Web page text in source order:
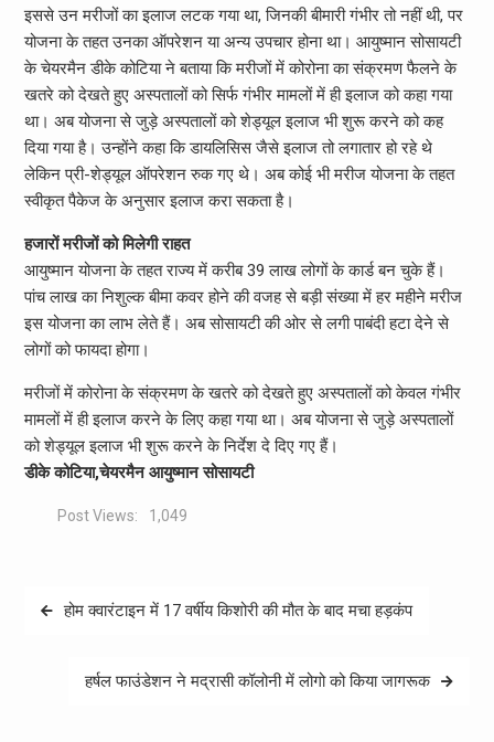
इससे उन मरीजों का इलाज लटक गया था, जिनकी बीमारी गंभीर तो नहीं थी, पर
योजना के तहत उनका ऑपरेशन या अन्य उपचार होना था। आयुष्मान सोसायटी
के चेयरमैन डीके कोटिया ने बताया कि मरीजों में कोरोना का संक्रमण फैलने के
खतरे को देखते हुए अस्पतालों को सिर्फ गंभीर मामलों में ही इलाज को कहा गया
था। अब योजना से जुड़े अस्पतालों को शेड्यूल इलाज भी शुरू करने को कह
दिया गया है। उन्होंने कहा कि डायलिसिस जैसे इलाज तो लगातार हो रहे थे
लेकिन प्री-शेड्यूल ऑपरेशन रुक गए थे। अब कोई भी मरीज योजना के तहत
स्वीकृत पैकेज के अनुसार इलाज करा सकता है।
हजारों मरीजों को मिलेगी राहत
आयुष्मान योजना के तहत राज्य में करीब 39 लाख लोगों के कार्ड बन चुके हैं।
पांच लाख का निशुल्क बीमा कवर होने की वजह से बड़ी संख्या में हर महीने मरीज
इस योजना का लाभ लेते हैं। अब सोसायटी की ओर से लगी पाबंदी हटा देने से
लोगों को फायदा होगा।
मरीजों में कोरोना के संक्रमण के खतरे को देखते हुए अस्पतालों को केवल गंभीर
मामलों में ही इलाज करने के लिए कहा गया था। अब योजना से जुड़े अस्पतालों
को शेड्यूल इलाज भी शुरू करने के निर्देश दे दिए गए हैं।
डीके कोटिया,चेयरमैन आयुष्मान सोसायटी
Post Views: 1,049
Postहोम क्वारंटाइन में 17 वर्षीय किशोरी की मौत के बाद मचा हड़कंप
हर्षल फाउंडेशन ने मद्रासी कॉलोनी में लोगो को किया जागरूक